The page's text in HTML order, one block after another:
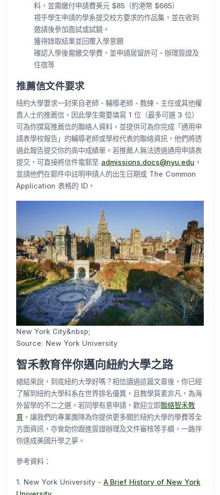
料，並需繳付申請費美元 $85（約港幣 $665）
視乎學生申請的學系提交校方要求的作品集，並在收到
邀請後參加面試或試鏡。
獲得錄取結果並回覆入學意願
確認入學後需繳交學費，並申請居留許可、辦理簽證及
住宿等
推薦信文件要求
紐約大學要求一封來自老師、輔導老師、教練、主任或其他權
責人士的推薦信，因此學生需要填寫 1 位（最多可選 3 位）
可為你撰寫推薦信的聯絡人資料，並提供可為你完成「通用申
請表學校報告」的輔導老師或學校代表的聯絡資訊，他們將透
過此報告提交你的高中成績單。若推薦人無法透過通用申請表
提交，可直接將信件電郵至 admissions.docs@nyu.edu ，
並請他們在郵件中註明申請人的出生日期或 The Common
Application 表格的 ID。
New York City&nbsp;
Source: New York University
智禾教育伴你邁向紐約大學之路
總結來說，到底紐約大學好嗎？相信讀過這篇文章後，你已經
了解到紐約大學科系在世界排名優異，且教學質素非凡，為海
外留學的不二之選。若同學有意申請，歡迎立即聯絡智禾教
育 ，讓我們的專業團隊為你提供更多關於紐約大學的學費等全
方面資訊，亦會助你跟進簽證辦理及文件審核等手續，一路伴
你達成美國升學之夢。
參考資料：
1. New York University - A Brief History of New York